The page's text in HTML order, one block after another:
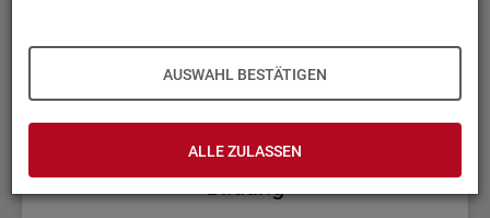
AUSWAHL BESTÄTIGEN
ALLE ZULASSEN
Bil­dung